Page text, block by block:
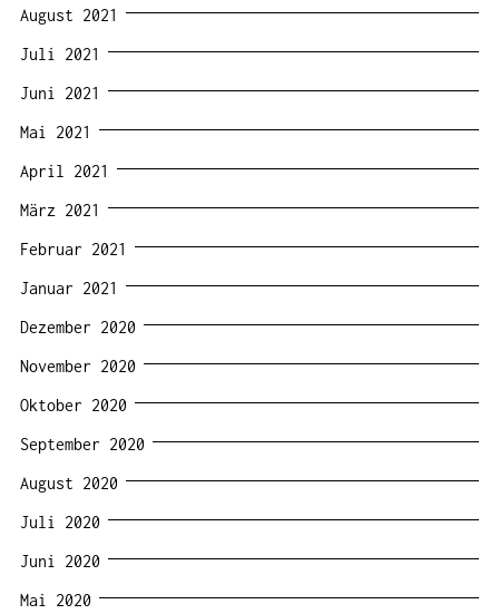
August 2021
Juli 2021
Juni 2021
Mai 2021
April 2021
März 2021
Februar 2021
Januar 2021
Dezember 2020
November 2020
Oktober 2020
September 2020
August 2020
Juli 2020
Juni 2020
Mai 2020